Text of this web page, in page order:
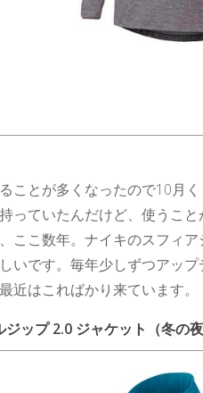
ことが多くなったので10月
っていたんだけど、使うこ
ここ数年。ナイキのスフィ
いです。毎年少しずつアッ
近はこればかり来ています。
ップ 2.0 ジャケット（冬の